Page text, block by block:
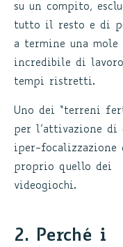
su un compito,
tutto il resto e di
a termine una mole
incredibile di
tempi ristretti.
Uno dei “terreni
per l’attivazione di
iper-focalizzazione
proprio quello dei
videogiochi.
2. Perché i